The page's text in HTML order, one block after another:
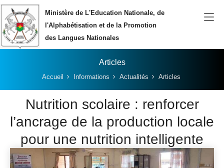
Aller au contenu principalMinistère de L'Education Nationale, de
l'Alphabétisation et de la Promotion
des Langues Nationales
Articles
Vous êtes ici:Accueil Informations Actualités Articles
Nutrition scolaire : renforcer
l’ancrage de la production locale
pour une nutrition intelligente